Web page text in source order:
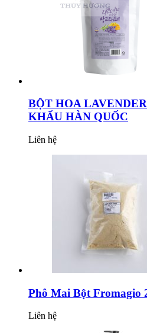
BỘT HOA
KHẨU HÀN QUỐC
Liên hệ
Phô Mai Bột Fromagio
Liên hệ